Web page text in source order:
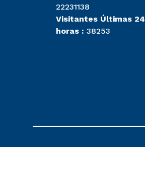
22231138
Visitantes Últimas 24
horas : 38253